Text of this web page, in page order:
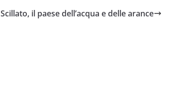
Scillato, il paese dell’acqua e delle arance